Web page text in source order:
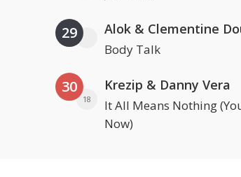
29 Alok & Clementine
Body Talk
30
18
Krezip & Danny Vera
It All Means Nothing
Now)